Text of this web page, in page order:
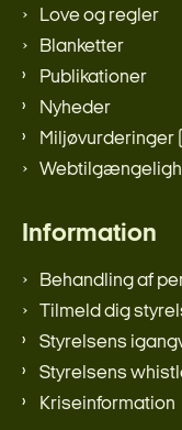
Love og regler
Blanketter
Publikationer
Nyheder
Miljøvurderinger
Information
Behandling af
Tilmeld dig
Styrelsens
Styrelsens
Kriseinformation